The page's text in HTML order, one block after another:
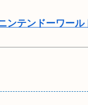
ンテンドーワー